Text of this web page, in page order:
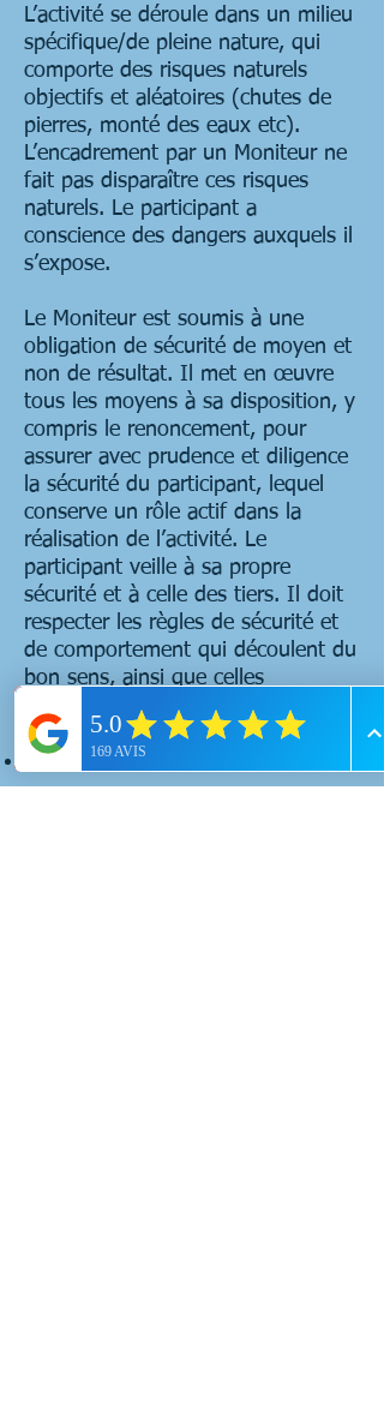
L’activité se déroule dans un milieu
spécifique/de pleine nature, qui
comporte des risques naturels
objectifs et aléatoires (chutes de
pierres, monté des eaux etc).
L’encadrement par un Moniteur ne
fait pas disparaître ces risques
naturels. Le participant a
conscience des dangers auxquels il
s’expose.
Le Moniteur est soumis à une
obligation de sécurité de moyen et
non de résultat. Il met en œuvre
tous les moyens à sa disposition, y
compris le renoncement, pour
assurer avec prudence et diligence
la sécurité du participant, lequel
conserve un rôle actif dans la
réalisation de l’activité. Le
participant veille à sa propre
sécurité et à celle des tiers. Il doit
respecter les règles de sécurité et
de comportement qui découlent du
bon sens, ainsi que celles
transmises par le Moniteur.
Assurances et Secours